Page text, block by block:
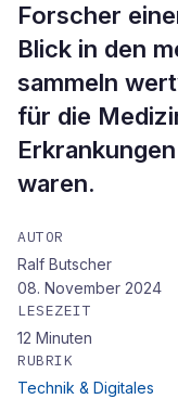
Forscher
Blick in den
sammeln
für die
waren.
AUTOR
Ralf Butscher
08. November 2024
LESEZEIT
12 Minuten
RUBRIK
Technik & Digitales